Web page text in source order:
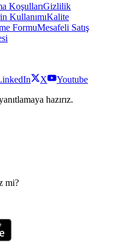
KoşullarıGizlilik
KullanımıKalite
FormuMesafeli Satış
X
Youtube
hazırız.
mi?